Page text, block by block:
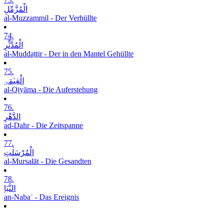
الْمُزَّمِّلِ
al-Muzzammil - Der Verhüllte
74.
الْمُدَّثِّرِ
al-Muddaṯṯir - Der in den Mantel Gehüllte
75.
الْقِیٰمَۃِ
al-Qiyāma - Die Auferstehung
76.
الدَّھْرِ
ad-Dahr - Die Zeitspanne
77.
الْمُرْسَلٰتِ
al-Mursalāt - Die Gesandten
78.
النَّبَاِ
an-Nabaʾ - Das Ereignis